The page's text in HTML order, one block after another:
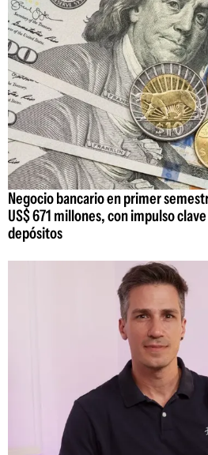
Negocio bancario en primer
US$ 671 millones, con impulso
depósitos